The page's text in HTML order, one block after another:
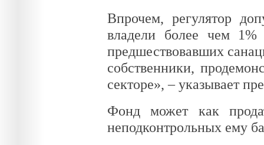
Впрочем, регулятор
владели более чем 1%
предшествовавших
собственники,
секторе», – указывает
Фонд может как
неподконтрольных ему